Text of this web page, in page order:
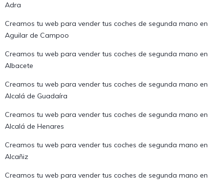
Adra
Creamos tu web para vender tus coches de segunda mano en
Aguilar de Campoo
Creamos tu web para vender tus coches de segunda mano en
Albacete
Creamos tu web para vender tus coches de segunda mano en
Alcalá de Guadaíra
Creamos tu web para vender tus coches de segunda mano en
Alcalá de Henares
Creamos tu web para vender tus coches de segunda mano en
Alcañiz
Creamos tu web para vender tus coches de segunda mano en